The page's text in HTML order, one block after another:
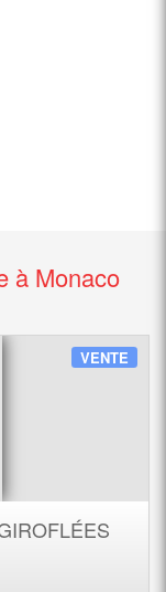
à Monaco
VENTE